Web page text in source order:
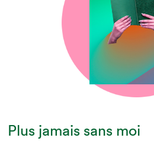
Plus jamais sans moi